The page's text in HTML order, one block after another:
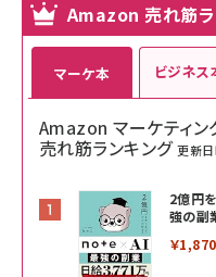
Amazon 売れ筋ラ
マーケ本
Amazon マーケティン
売れ筋ランキング 更新
2億円
強の副
￥1,870
ビジネス